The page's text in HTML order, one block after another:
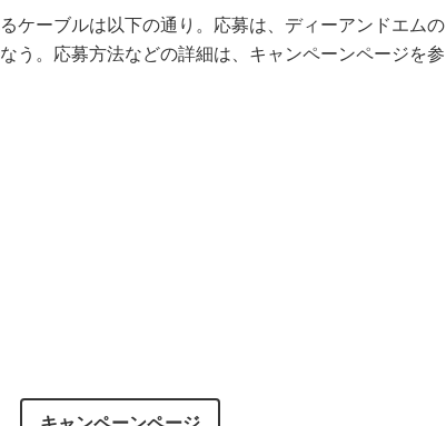
ケーブルは以下の通り。応募は、ディーアンドエムの
う。応募方法などの詳細は、キャンペーンページを参